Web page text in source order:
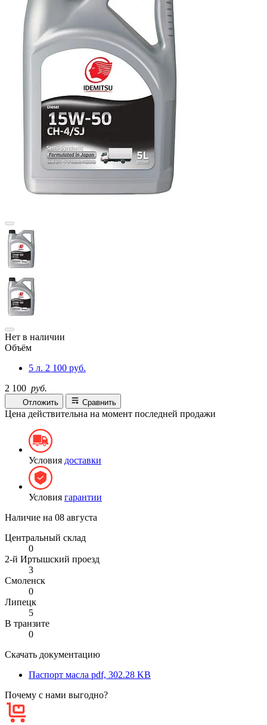
Нет в наличии
Объём
5 л. 2 100 руб.
2 100 руб.
Отложить Сравнить
Цена действительна на момент последней продажи
Условия доставки
Условия гарантии
Наличие на 08 августа
Центральный склад
0
2-й Иртышский проезд
3
Смоленск
0
Липецк
5
В транзите
0
Скачать документацию
Паспорт масла pdf, 302.28 KB
Почему с нами выгодно?